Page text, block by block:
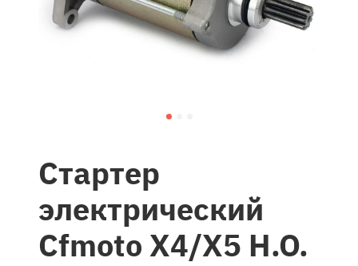
Стартер
электрический
Cfmoto X4/X5 H.O.